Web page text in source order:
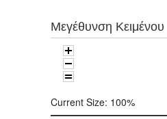
Μεγέθυνση Κειμένου
Current Size: 100%